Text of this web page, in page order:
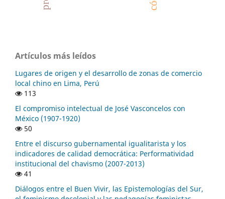
Artículos más leídos
Lugares de origen y el desarrollo de zonas de comercio
local chino en Lima, Perú
113
El compromiso intelectual de José Vasconcelos con
México (1907-1920)
50
Entre el discurso gubernamental igualitarista y los
indicadores de calidad democrática: Performatividad
institucional del chavismo (2007-2013)
41
Diálogos entre el Buen Vivir, las Epistemologías del Sur,